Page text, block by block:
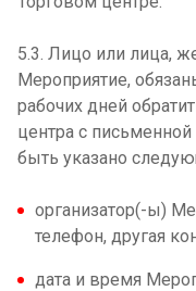
5.3. Лицо или лица,
Мероприятие,
рабочих дней
центра с
быть указано
организатор(-ы)
телефон, другая
дата и время